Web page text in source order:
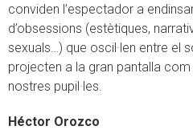
conviden l’espectador a
d’obsessions (estètiques,
sexuals…) que oscil·len entre el
projecten a la gran pantalla com
nostres pupil·les.
Héctor Orozco